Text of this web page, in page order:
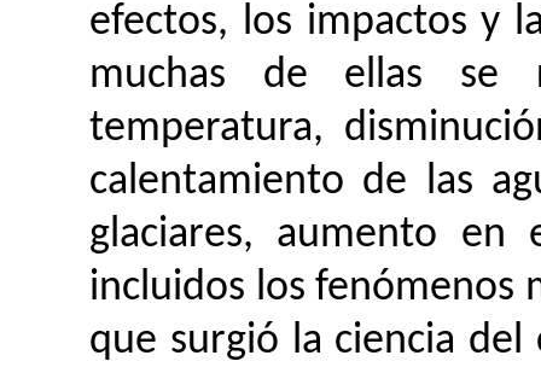
efectos, los impactos y
muchas de ellas se
temperatura,
calentamiento de las
glaciares, aumento
incluidos los fenómenos
que surgió la ciencia